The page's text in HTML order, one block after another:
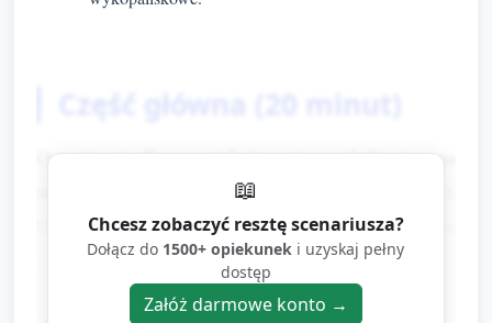
Część główna (20 minut)
Organizacja: Przygotuj 3–4 stacje, po 4–5 minut na
stację, dzieci pracują w małych grupach (2–4 osoby).
Opiekun przy każdej stacji krótkim pytaniem
zachęca do opisu i porównań.
Stacja 1 — Dotykowe koperty (ok. 5 min)
📖
Chcesz zobaczyć resztę scenariusza?
Dołącz do 1500+ opiekunek i uzyskaj pełny
dostęp
Załóż darmowe konto →